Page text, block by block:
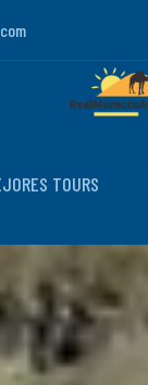
TOURS